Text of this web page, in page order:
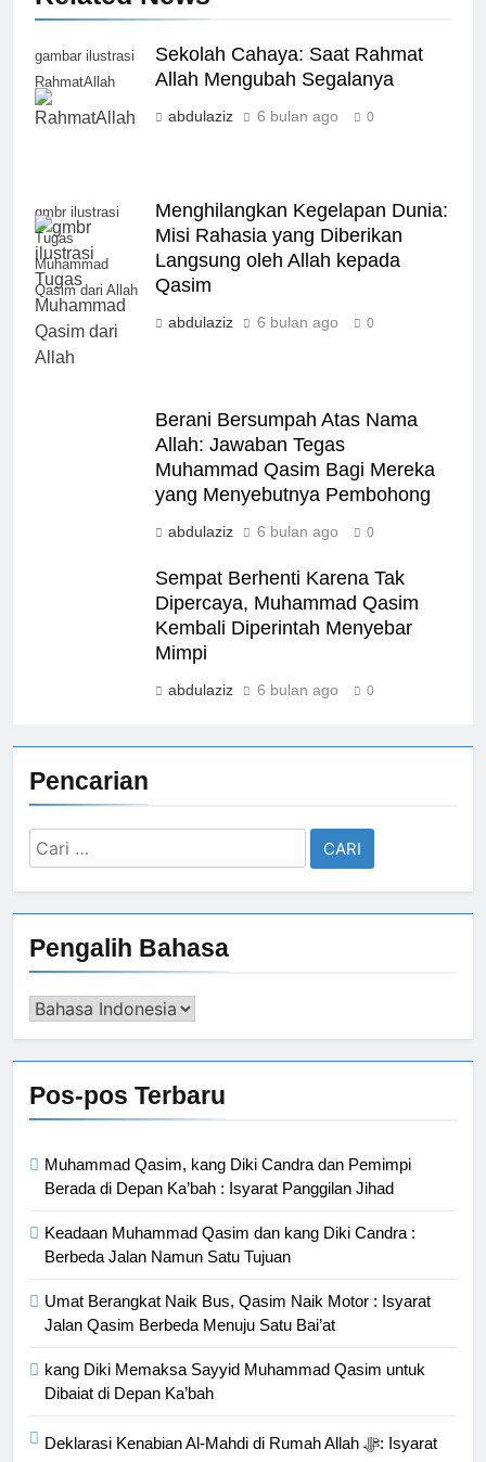
gambar ilustrasi
RahmatAllah
Sekolah Cahaya: Saat Rahmat
Allah Mengubah Segalanya
abdulaziz 6 bulan ago 0
gmbr ilustrasi
Tugas
Muhammad
Qasim dari Allah
Menghilangkan Kegelapan Dunia:
Misi Rahasia yang Diberikan
Langsung oleh Allah kepada
Qasim
abdulaziz 6 bulan ago 0
Berani Bersumpah Atas Nama
Allah: Jawaban Tegas
Muhammad Qasim Bagi Mereka
yang Menyebutnya Pembohong
abdulaziz 6 bulan ago 0
Sempat Berhenti Karena Tak
Dipercaya, Muhammad Qasim
Kembali Diperintah Menyebar
Mimpi
abdulaziz 6 bulan ago 0
Pencarian
Cari
untuk:
Pengalih Bahasa
Pengalih
Pos-pos Terbaru
Muhammad Qasim, kang Diki Candra dan Pemimpi
Berada di Depan Ka’bah : Isyarat Panggilan Jihad
Keadaan Muhammad Qasim dan kang Diki Candra :
Berbeda Jalan Namun Satu Tujuan
Umat Berangkat Naik Bus, Qasim Naik Motor : Isyarat
Jalan Qasim Berbeda Menuju Satu Bai’at
kang Diki Memaksa Sayyid Muhammad Qasim untuk
Dibaiat di Depan Ka’bah
Deklarasi Kenabian Al-Mahdi di Rumah Allah ﷻ: Isyarat